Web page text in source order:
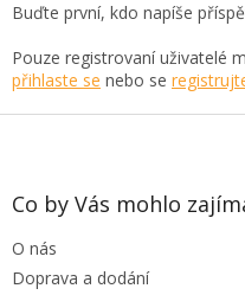
Buďte první, kdo napíše
Pouze registrovaní uživatelé
přihlaste se nebo se
Z
Co by Vás mohlo
O nás
Doprava a dodání